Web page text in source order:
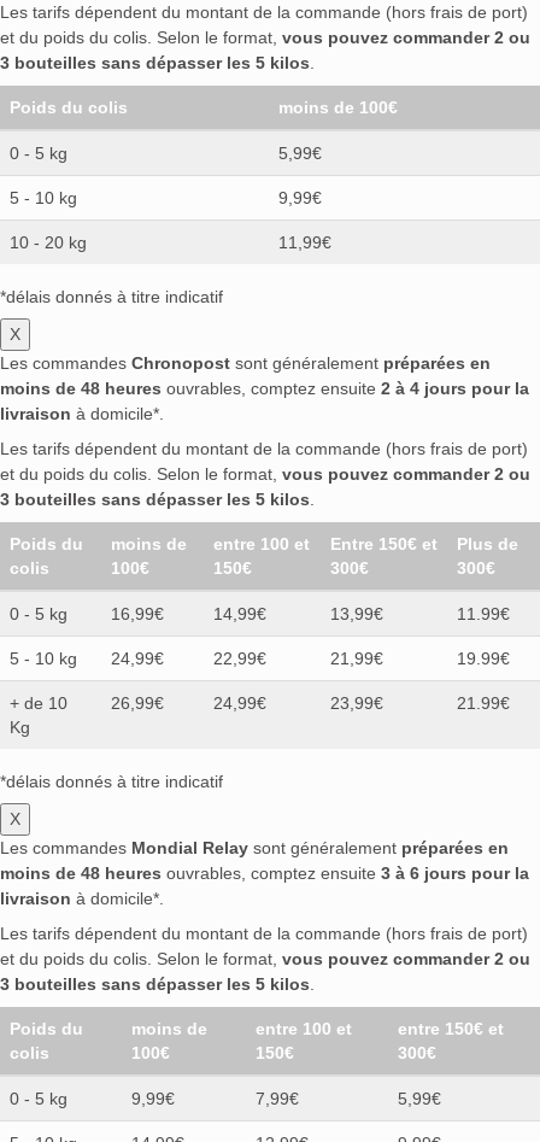
Les tarifs dépendent du montant de la commande (hors frais de port)
et du poids du colis. Selon le format, vous pouvez commander 2 ou
3 bouteilles sans dépasser les 5 kilos
Poids du colis moins de 100€
0 - 5 kg 5,99€
5 - 10 kg 9,99€
10 - 20 kg 11,99€
*délais donnés à titre indicatif
X
Les commandes Chronopost sont généralement préparées en
moins de 48 heures ouvrables, comptez ensuite 2 à 4 jours pour la
livraison à domicile*.
Les tarifs dépendent du montant de la commande (hors frais de port)
et du poids du colis. Selon le format, vous pouvez commander 2 ou
3 bouteilles sans dépasser les 5 kilos
Poids du
colis
moins de
100€
entre 100 et
150€
Entre 150€ et
300€
Plus de
300€
0 - 5 kg 16,99€ 14,99€ 13,99€ 11.99€
5 - 10 kg 24,99€ 22,99€ 21,99€ 19.99€
+ de 10
Kg
26,99€ 24,99€ 23,99€ 21.99€
*délais donnés à titre indicatif
X
Les commandes Mondial Relay sont généralement préparées en
moins de 48 heures ouvrables, comptez ensuite 3 à 6 jours pour la
livraison à domicile*.
Les tarifs dépendent du montant de la commande (hors frais de port)
et du poids du colis. Selon le format, vous pouvez commander 2 ou
3 bouteilles sans dépasser les 5 kilos
Poids du
colis
moins de
100€
entre 100 et
150€
entre 150€ et
300€
0 - 5 kg 9,99€ 7,99€ 5,99€